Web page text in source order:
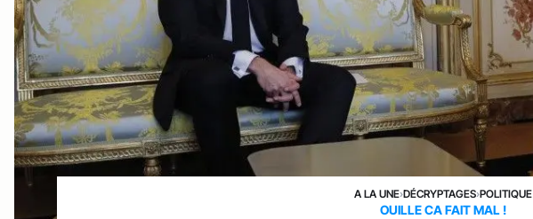
A LA UNE›DÉCRYPTAGES›POLITIQUE
OUILLE CA FAIT MAL !